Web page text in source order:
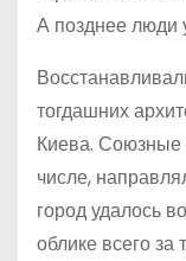
А позднее люди
тогдашних
Киева. Союзные
числе,
город удалось
облике всего за